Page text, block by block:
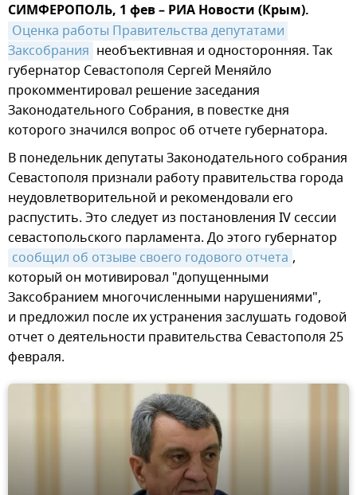
СИМФЕРОПОЛЬ, 1 фев – РИА Новости (Крым).
Оценка работы Правительства депутатами
Заксобрания необъективная и односторонняя. Так
губернатор Севастополя Сергей Меняйло
прокомментировал решение заседания
Законодательного Собрания, в повестке дня
которого значился вопрос об отчете губернатора.
В понедельник депутаты Законодательного собрания
Севастополя признали работу правительства города
неудовлетворительной и рекомендовали его
распустить. Это следует из постановления IV сессии
севастопольского парламента. До этого губернатор
сообщил об отзыве своего годового отчета ,
который он мотивировал "допущенными
Заксобранием многочисленными нарушениями",
и предложил после их устранения заслушать годовой
отчет о деятельности правительства Севастополя 25
февраля.